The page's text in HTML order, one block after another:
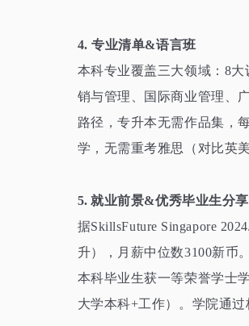
4.专业清单&语言班
本科专业覆盖三大领域： 8大
销与管理、国际商业管理、
路径，专升本无需作品集，
学，无需重考雅思（对比英
5. 就业前景&优秀毕业生分享
据SkillsFuture Singapore
升），月薪中位数3100新币
本科毕业生获一等荣誉学士学
大学本科+工作）。学院通